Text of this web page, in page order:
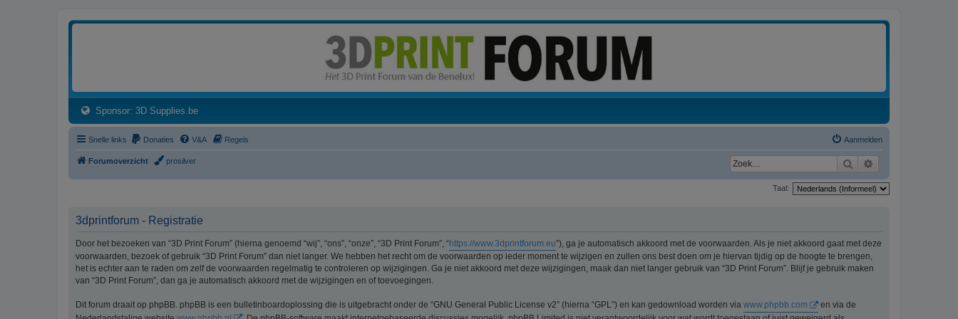
Sponsor: 3D Supplies.be(Opens a new tab)
Snelle links Donaties V&A Regels Aanmelden
Forumoverzicht prosilver Zoek
Taal:
3dprintforum - Registratie
Door het bezoeken van “3D Print Forum” (hierna genoemd “wij”, “ons”, “onze”, “3D Print Forum”, “https://www.3dprintforum.eu”), ga je automatisch akkoord met de voorwaarden. Als je niet akkoord gaat met deze
voorwaarden, bezoek of gebruik “3D Print Forum” dan niet langer. We hebben het recht om de voorwaarden op ieder moment te wijzigen en zullen ons best doen om je hiervan tijdig op de hoogte te brengen,
het is echter aan te raden om zelf de voorwaarden regelmatig te controleren op wijzigingen. Ga je niet akkoord met deze wijzigingen, maak dan niet langer gebruik van “3D Print Forum”. Blijf je gebruik maken
van “3D Print Forum”, dan ga je automatisch akkoord met de wijzigingen en of toevoegingen.
Dit forum draait op phpBB. phpBB is een bulletinboardoplossing die is uitgebracht onder de “GNU General Public License v2” (hierna “GPL”) en kan gedownload worden via www.phpbb.com
en via de